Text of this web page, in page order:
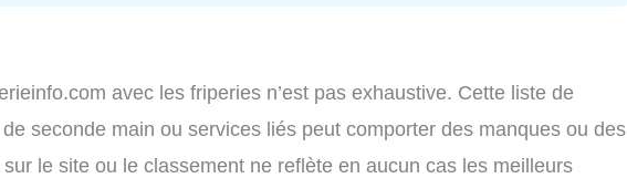
avec les friperies n’est pas exhaustive. Cette liste de
seconde main ou services liés peut comporter des manques ou des
sur le site ou le classement ne reflète en aucun cas les meilleurs